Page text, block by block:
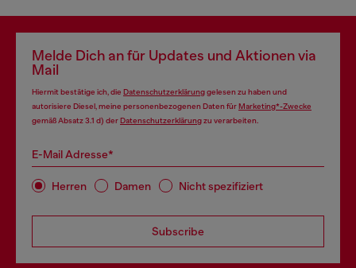
Melde Dich an für Updates und Aktionen via
Mail
Hiermit bestätige ich, die Datenschutzerklärunggelesen zu haben und
autorisiere Diesel, meine personenbezogenen Daten fürMarketing*-Zwecke
gemäß Absatz 3.1 d) derDatenschutzerklärungzu verarbeiten.
E-Mail Adresse*
Herren Damen Nicht spezifiziert
Subscribe